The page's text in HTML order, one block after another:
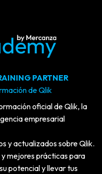
PARTNER
de Qlik
oficial de Qlik, la
empresarial
y actualizados sobre Qlik.
mejores prácticas para
potencial y llevar tus